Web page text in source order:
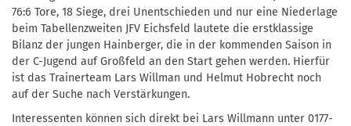
76:6 Tore, 18 Siege, drei Unentschieden und nur eine Niederlage
beim Tabellenzweiten JFV Eichsfeld lautete die erstklassige
Bilanz der jungen Hainberger, die in der kommenden Saison in
der C-Jugend auf Großfeld an den Start gehen werden. Hierfür
ist das Trainerteam Lars Willman und Helmut Hobrecht noch
auf der Suche nach Verstärkungen.
Interessenten können sich direkt bei Lars Willmann unter 0177-